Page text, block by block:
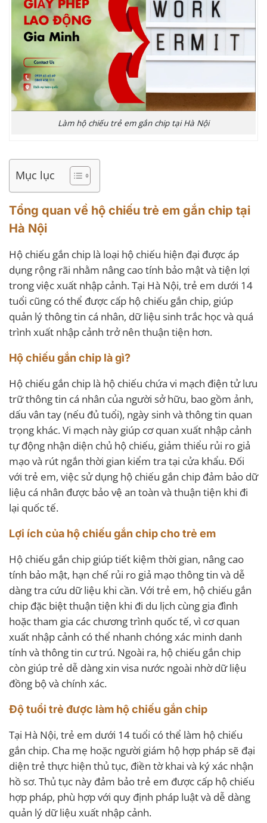
Làm hộ chiếu trẻ em gắn chip tại Hà Nội
Mục lục
Tổng quan về hộ chiếu trẻ em gắn chip tại
Hà Nội
Hộ chiếu gắn chip là loại hộ chiếu hiện đại được áp
dụng rộng rãi nhằm nâng cao tính bảo mật và tiện lợi
trong việc xuất nhập cảnh. Tại Hà Nội, trẻ em dưới 14
tuổi cũng có thể được cấp hộ chiếu gắn chip, giúp
quản lý thông tin cá nhân, dữ liệu sinh trắc học và quá
trình xuất nhập cảnh trở nên thuận tiện hơn.
Hộ chiếu gắn chip là gì?
Hộ chiếu gắn chip là hộ chiếu chứa vi mạch điện tử lưu
trữ thông tin cá nhân của người sở hữu, bao gồm ảnh,
dấu vân tay (nếu đủ tuổi), ngày sinh và thông tin quan
trọng khác. Vi mạch này giúp cơ quan xuất nhập cảnh
tự động nhận diện chủ hộ chiếu, giảm thiểu rủi ro giả
mạo và rút ngắn thời gian kiểm tra tại cửa khẩu. Đối
với trẻ em, việc sử dụng hộ chiếu gắn chip đảm bảo dữ
liệu cá nhân được bảo vệ an toàn và thuận tiện khi đi
lại quốc tế.
Lợi ích của hộ chiếu gắn chip cho trẻ em
Hộ chiếu gắn chip giúp tiết kiệm thời gian, nâng cao
tính bảo mật, hạn chế rủi ro giả mạo thông tin và dễ
dàng tra cứu dữ liệu khi cần. Với trẻ em, hộ chiếu gắn
chip đặc biệt thuận tiện khi đi du lịch cùng gia đình
hoặc tham gia các chương trình quốc tế, vì cơ quan
xuất nhập cảnh có thể nhanh chóng xác minh danh
tính và thông tin cư trú. Ngoài ra, hộ chiếu gắn chip
còn giúp trẻ dễ dàng xin visa nước ngoài nhờ dữ liệu
đồng bộ và chính xác.
Độ tuổi trẻ được làm hộ chiếu gắn chip
Tại Hà Nội, trẻ em dưới 14 tuổi có thể làm hộ chiếu
gắn chip. Cha mẹ hoặc người giám hộ hợp pháp sẽ đại
diện trẻ thực hiện thủ tục, điền tờ khai và ký xác nhận
hồ sơ. Thủ tục này đảm bảo trẻ em được cấp hộ chiếu
hợp pháp, phù hợp với quy định pháp luật và dễ dàng
quản lý dữ liệu xuất nhập cảnh.